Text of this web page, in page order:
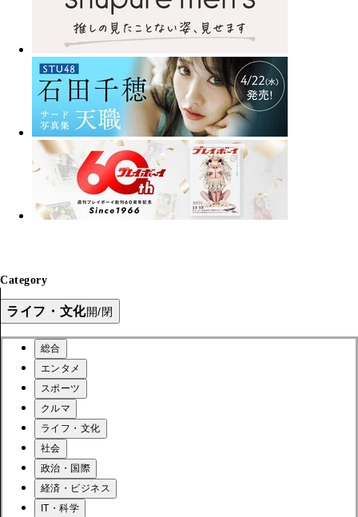
Category
ライフ・文化開/閉
総合
エンタメ
スポーツ
クルマ
ライフ・文化
社会
政治・国際
経済・ビジネス
IT・科学